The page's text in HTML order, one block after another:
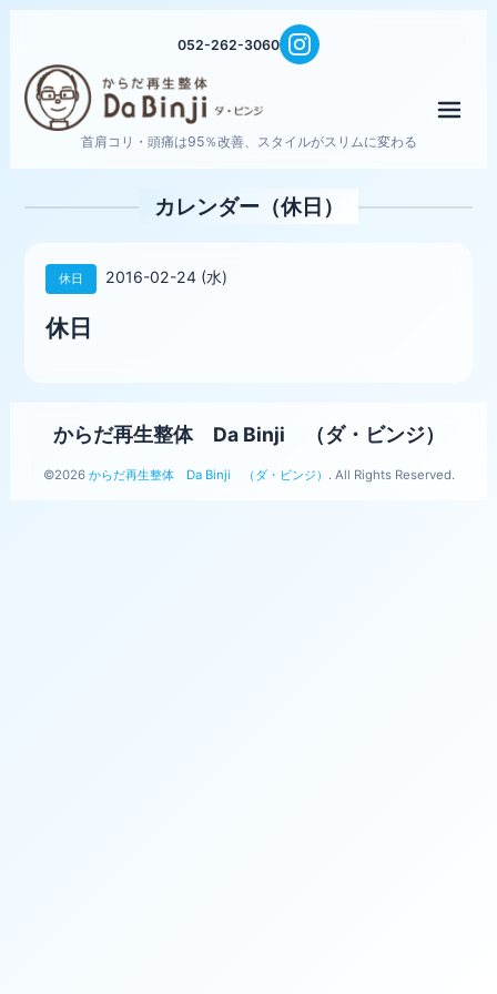
052-262-3060
首肩コリ・頭痛は95％改善、スタイルがスリムに変わる
カレンダー（休日）
休日 2016-02-24 (水)
休日
からだ再生整体 Da Binji （ダ・ビンジ）
©2026 からだ再生整体 Da Binji （ダ・ビンジ） . All Rights Reserved.